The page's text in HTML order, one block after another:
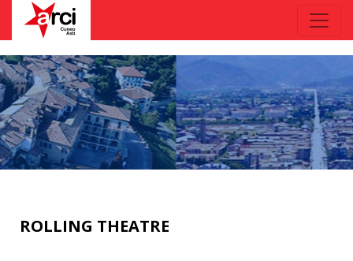
ROLLING THEATRE